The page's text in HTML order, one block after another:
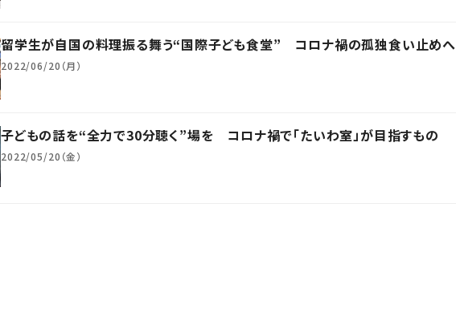
留学生が自国の料理振る舞う“国際子ども食堂” コロナ禍の孤独食い止めへ
2022/06/20（月）
子どもの話を“全力で30分聴く”場を コロナ禍で「たいわ室」が目指すもの
2022/05/20（金）